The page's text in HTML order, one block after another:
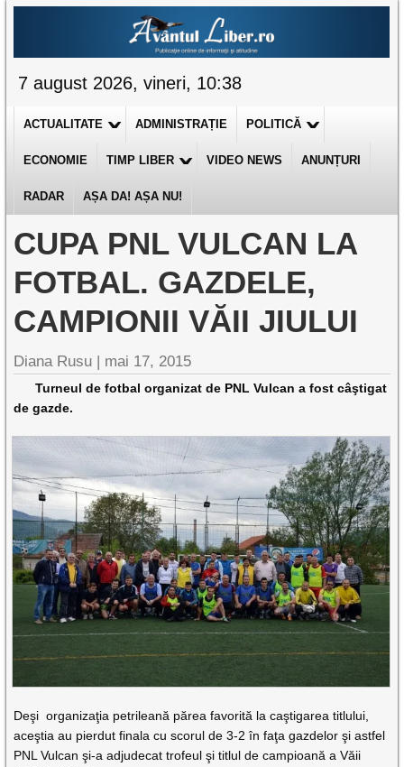
7 august 2026, vineri, 10:38
ACTUALITATE ADMINISTRAȚIE POLITICĂ
ECONOMIE TIMP LIBER VIDEO NEWS ANUNȚURI
RADAR AȘA DA! AȘA NU!
CUPA PNL VULCAN LA
FOTBAL. GAZDELE,
CAMPIONII VĂII JIULUI
Diana Rusu | mai 17, 2015
Turneul de fotbal organizat de PNL Vulcan a fost câştigat
de gazde.
Deşi organizaţia petrileană părea favorită la caştigarea titlului,
aceştia au pierdut finala cu scorul de 3-2 în faţa gazdelor şi astfel
PNL Vulcan şi-a adjudecat trofeul şi titlul de campioană a Văii